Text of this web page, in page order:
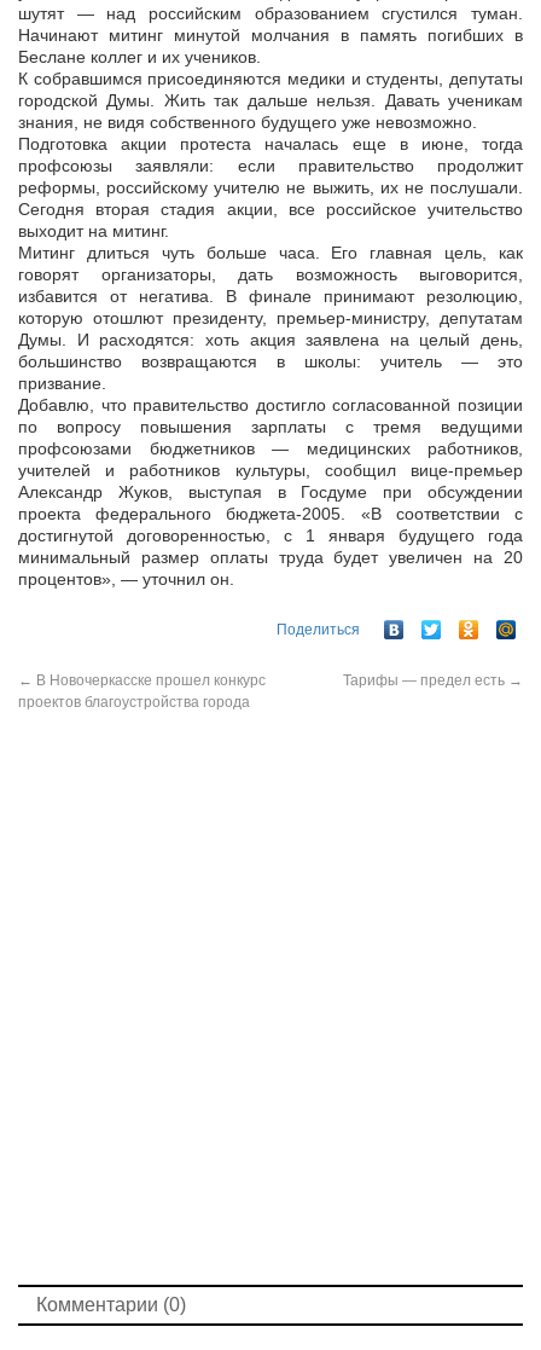
шутят — над российским образованием сгустился туман.
Начинают митинг минутой молчания в память погибших в
Беслане коллег и их учеников.
К собравшимся присоединяются медики и студенты, депутаты
городской Думы. Жить так дальше нельзя. Давать ученикам
знания, не видя собственного будущего уже невозможно.
Подготовка акции протеста началась еще в июне, тогда
профсоюзы заявляли: если правительство продолжит
реформы, российскому учителю не выжить, их не послушали.
Сегодня вторая стадия акции, все российское учительство
выходит на митинг.
Митинг длиться чуть больше часа. Его главная цель, как
говорят организаторы, дать возможность выговорится,
избавится от негатива. В финале принимают резолюцию,
которую отошлют президенту, премьер-министру, депутатам
Думы. И расходятся: хоть акция заявлена на целый день,
большинство возвращаются в школы: учитель — это
призвание.
Добавлю, что правительство достигло согласованной позиции
по вопросу повышения зарплаты с тремя ведущими
профсоюзами бюджетников — медицинских работников,
учителей и работников культуры, сообщил вице-премьер
Александр Жуков, выступая в Госдуме при обсуждении
проекта федерального бюджета-2005. «В соответствии с
достигнутой договоренностью, с 1 января будущего года
минимальный размер оплаты труда будет увеличен на 20
процентов», — уточнил он.
Поделиться
← В Новочеркасске прошел конкурс
проектов благоустройства города
Тарифы — предел есть →
Комментарии (0)